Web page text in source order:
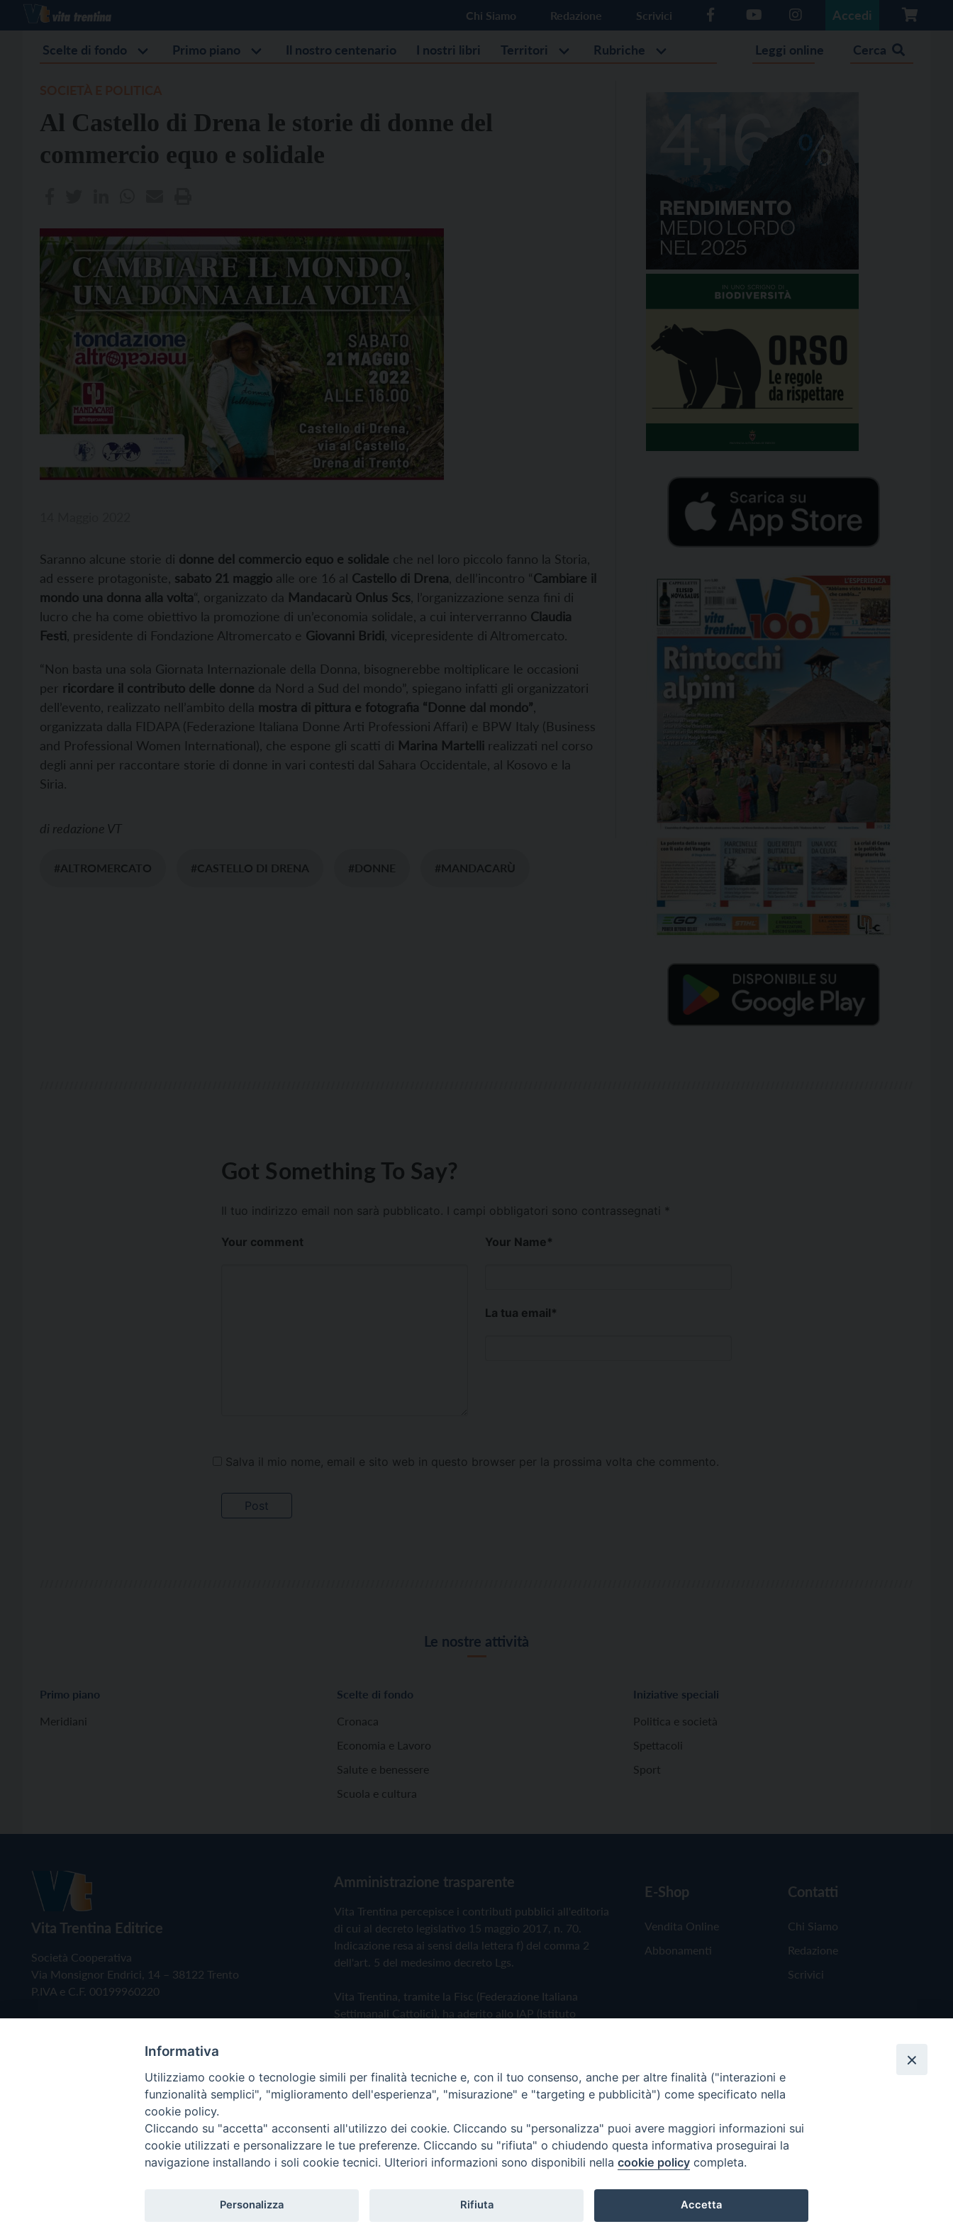
Chi Siamo Redazione Scrivici Accedi
Scelte di fondo Primo piano Il nostro centenario I nostri libri Territori Rubriche Leggi online Cerca
Al Castello di Drena le storie di donne del
commercio equo e solidale
Saranno alcune storie di donne del commercio equo e solidale che nel loro piccolo fanno la Storia,
ad essere protagoniste, sabato 21 maggio alle ore 16 al Castello di Drena , dell’incontro “Cambiare il
mondo una donna alla volta“, organizzato da Mandacarù Onlus Scs , l’organizzazione senza fini di
lucro che ha come obiettivo la promozione di un’economia solidale, a cui interverranno Claudia
Festi , presidente di Fondazione Altromercato e Giovanni Bridi , vicepresidente di Altromercato.
“Non basta una sola Giornata Internazionale della Donna, bisognerebbe moltiplicare le occasioni
per ricordare il contributo delle donne da Nord a Sud del mondo”, spiegano infatti gli organizzatori
dell’evento, realizzato nell’ambito della mostra di pittura e fotografia “Donne dal mondo”
organizzata dalla FIDAPA (Federazione Italiana Donne Arti Professioni Affari) e BPW Italy (Business
and Professional Women International), che espone gli scatti di Marina Martelli realizzati nel corso
degli anni per raccontare storie di donne in vari contesti dal Sahara Occidentale, al Kosovo e la
Siria.
di redazione VT
#ALTROMERCATO #CASTELLO DI DRENA #DONNE #MANDACARÙ
Got Something To Say?
Il tuo indirizzo email non sarà pubblicato. I campi obbligatori sono contrassegnati *
Your comment Your Name*
La tua email*
Salva il mio nome, email e sito web in questo browser per la prossima volta che commento.
Le nostre attività
Primo piano
Meridiani
Scelte di fondo
Cronaca
Economia e Lavoro
Salute e benessere
Scuola e cultura
Iniziative speciali
Politica e società
Spettacoli
Sport
Vita Trentina Editrice
Società Cooperativa
Via Monsignor Endrici, 14 – 38122 Trento
P.IVA e C.F. 00199960220
Amministrazione trasparente
Vita Trentina percepisce i contributi pubblici all'editoria
di cui al decreto legislativo 15 maggio 2017, n. 70.
Indicazione resa ai sensi della lettera f) del comma 2
dell'art. 5 del medesimo decreto Lgs.
Vita Trentina, tramite la Fisc (Federazione Italiana
Settimanali Cattolici), ha aderito allo IAP (Istituto
Privacy Policy Cookie Policy
E-Shop
Vendita Online
Abbonamenti
Contatti
Chi Siamo
Redazione
Scrivici
Copyright © 2019 - Tutti i diritti riservati - Vita Trentina Editrice
Informativa
Utilizziamo cookie o tecnologie simili per finalità tecniche e, con il tuo consenso, anche per altre finalità ("interazioni e
funzionalità semplici", "miglioramento dell'esperienza", "misurazione" e "targeting e pubblicità") come specificato nella
cookie policy.
Cliccando su "accetta" acconsenti all'utilizzo dei cookie. Cliccando su "personalizza" puoi avere maggiori informazioni sui
cookie utilizzati e personalizzare le tue preferenze. Cliccando su "rifiuta" o chiudendo questa informativa proseguirai la
navigazione installando i soli cookie tecnici. Ulteriori informazioni sono disponibili nella cookie policy completa.
Personalizza Rifiuta Accetta